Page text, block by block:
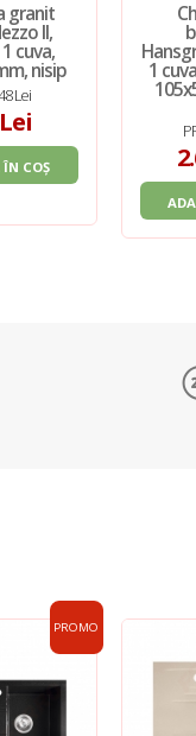
granit
II,
cuva,
nisip
Lei
COȘ
1
PROMO